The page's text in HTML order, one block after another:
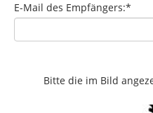
E-Mail des Empfängers:*
Bitte die im Bild